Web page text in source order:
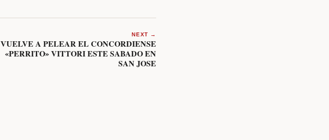
NEXT →
VUELVE A PELEAR EL CONCORDIENSE
«PERRITO» VITTORI ESTE SABADO EN
SAN JOSE